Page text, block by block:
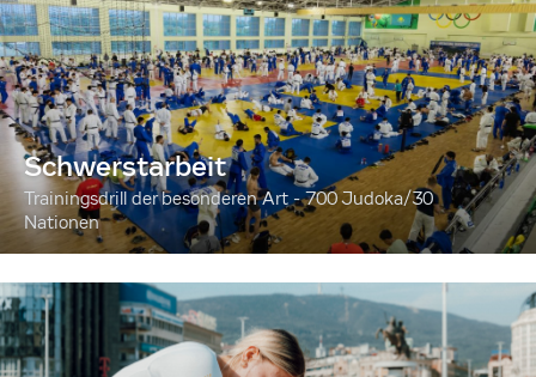
Schwerstarbeit
Trainingsdrill der besonderen Art - 700 Judoka/30
Nationen